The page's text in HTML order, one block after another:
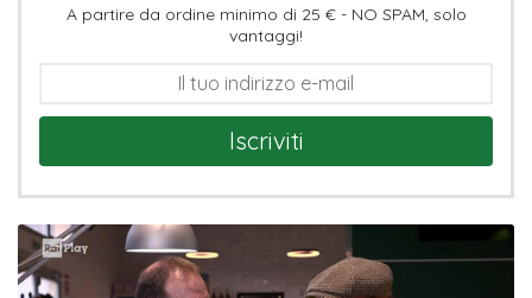
A partire da ordine minimo di 25 € - NO SPAM, solo
vantaggi!
Iscriviti